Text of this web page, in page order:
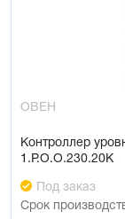
ОВЕН
Контроллер
1.Р.О.О.230.20К
Под заказ
Срок